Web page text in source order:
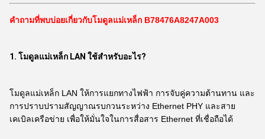
คำถามที่พบบ่อยเกี่ยวกับโมดูลแม่เหล็ก B78476A8247A003
1. โมดูลแม่เหล็ก LAN ใช้สำหรับอะไร?
โมดูลแม่เหล็ก LAN ให้การแยกทางไฟฟ้า การจับคู่ความต้านทาน และ
การปราบปรามสัญญาณรบกวนระหว่าง Ethernet PHY และสาย
เคเบิลเครือข่าย เพื่อให้มั่นใจในการสื่อสาร Ethernet ที่เชื่อถือได้